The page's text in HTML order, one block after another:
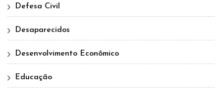
Defesa Civil
Desaparecidos
Desenvolvimento Econômico
Educação